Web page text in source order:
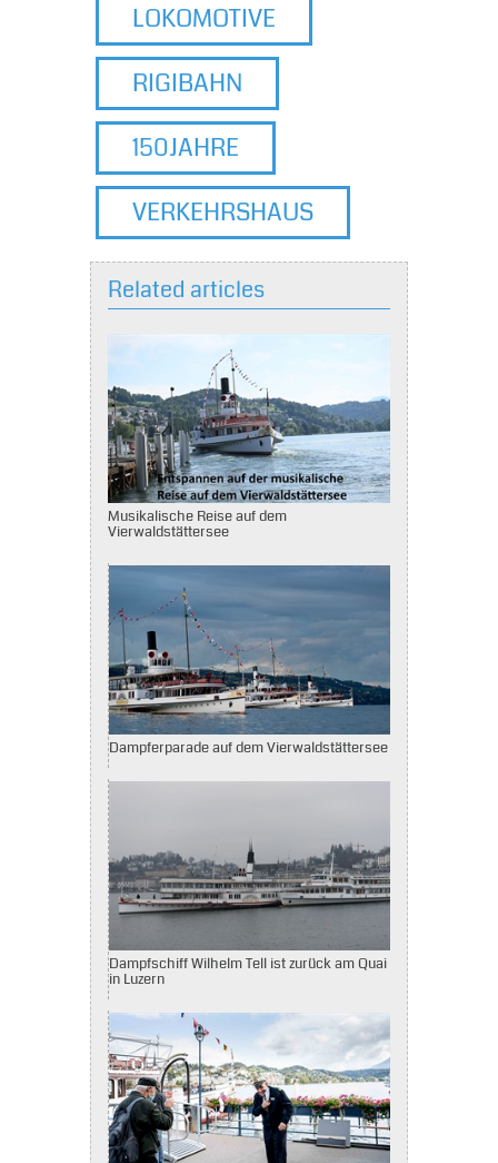
LOKOMOTIVE
RIGIBAHN
150JAHRE
VERKEHRSHAUS
Related articles
Musikalische Reise auf dem
Vierwaldstättersee
Dampferparade auf dem Vierwaldstättersee
Dampfschiff Wilhelm Tell ist zurück am Quai
in Luzern